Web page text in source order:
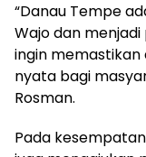
“Danau Tempe
Wajo dan
ingin
nyata bagi
Rosman.
Pada